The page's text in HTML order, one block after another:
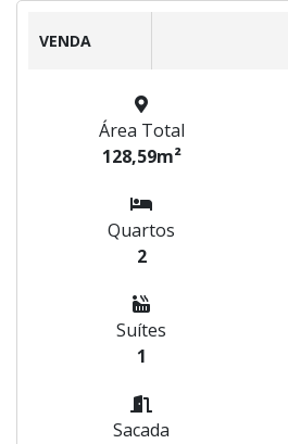
VENDA
Área Total
128,59m²
Quartos
2
Suítes
1
Sacada